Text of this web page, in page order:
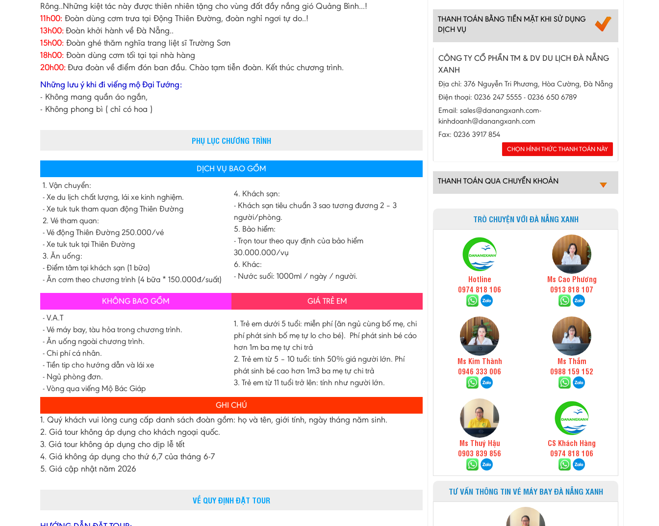
Rông..Những kiệt tác này được thiên nhiên tặng cho vùng đất đầy nắng gió Quảng Bình...!
11h00: Đoàn dùng cơm trưa tại Động Thiên Đường, đoàn nghỉ ngơi tự do..!
13h00: Đoàn khởi hành về Đà Nẵng..
15h00: Đoàn ghé thăm nghĩa trang liệt sĩ Trường Sơn
18h00: Đoàn dùng cơm tối tại tại nhà hàng
20h00: Đưa đoàn về điểm đón ban đầu. Chào tạm tiễn đoàn. Kết thúc chương trình.
Những lưu ý khi đi viếng mộ Đại Tướng:
- Không mang quần áo ngắn,
- Không phong bì ( chỉ có hoa )
PHỤ LỤC CHƯƠNG TRÌNH
DỊCH VỤ BAO GỒM
1. Vận chuyển:
- Xe du lịch chất lượng, lái xe kinh nghiệm.
- Xe tuk tuk tham quan động Thiên Đường
2. Vé tham quan:
- Vé động Thiên Đường 250.000/vé
- Xe tuk tuk tại Thiên Đường
3. Ăn uống:
- Điểm tâm tại khách sạn (1 bữa)
- Ăn cơm theo chương trình (4 bữa * 150.000đ/suất)
4. Khách sạn:
- Khách sạn tiêu chuẩn 3 sao tương đương 2 – 3
người/phòng.
5. Bảo hiểm:
- Trọn tour theo quy định của bảo hiểm
30.000.000/vụ
6. Khác:
- Nước suối: 1000ml / ngày / người.
KHÔNG BAO GỒM
GIÁ TRẺ EM
- V.A.T
- Vé máy bay, tàu hỏa trong chương trình.
- Ăn uống ngoài chương trình.
- Chi phí cá nhân.
- Tiền tip cho hướng dẫn và lái xe
- Ngủ phòng đơn.
- Vòng qua viếng Mộ Bác Giáp
1. Trẻ em dưới 5 tuổi: miễn phí (ăn ngủ cùng bố mẹ, chi
phí phát sinh bố mẹ tự lo cho bé). Phí phát sinh bé cáo
hơn 1m ba mẹ tự chi trả
2. Trẻ em từ 5 – 10 tuổi: tính 50% giá người lớn. Phí
phát sinh bé cao hơn 1m3 ba mẹ tự chi trả
3. Trẻ em từ 11 tuổi trở lên: tính như người lớn.
GHI CHÚ
1. Quý khách vui lòng cung cấp danh sách đoàn gồm: họ và tên, giới tính, ngày tháng năm sinh.
2. Giá tour không áp dụng cho khách ngoại quốc.
3. Giá tour không áp dụng cho dịp lễ tết
4. Giá không áp dụng cho thứ 6,7 của tháng 6-7
5. Giá cập nhật năm 2026
VỀ QUY ĐỊNH ĐẶT TOUR
THANH TOÁN BẰNG TIỀN MẶT KHI SỬ DỤNG
DỊCH VỤ
CÔNG TY CỔ PHẦN TM & DV DU LỊCH ĐÀ NẴNG
XANH
Địa chỉ: 376 Nguyễn Tri Phương, Hòa Cường, Đà Nẵng
Điện thoại: 0236 247 5555 - 0236 650 6789
Email: sales@danangxanh.com-
kinhdoanh@danangxanh.com
Fax: 0236 3917 854
THANH TOÁN QUA CHUYỂN KHOẢN
TRÒ CHUYỆN VỚI ĐÀ NẴNG XANH
Hotline
0974 818 106
Ms Cao Phương
0913 818 107
Ms Kim Thành
0946 333 006
Ms Thắm
0988 159 152
Ms Thuý Hậu
0903 839 856
CS Khách Hàng
0974 818 106
TƯ VẤN THÔNG TIN VÉ MÁY BAY ĐÀ NẴNG XANH